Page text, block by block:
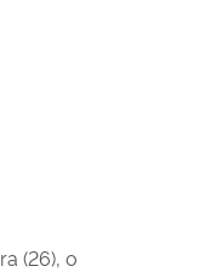
(26), o